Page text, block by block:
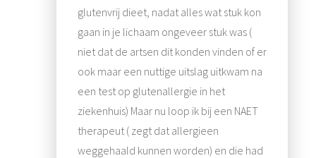
glutenvrij dieet, nadat alles wat stuk kon
gaan in je lichaam ongeveer stuk was (
niet dat de artsen dit konden vinden of er
ook maar een nuttige uitslag uitkwam na
een test op glutenallergie in het
ziekenhuis) Maar nu loop ik bij een NAET
therapeut ( zegt dat allergieen
weggehaald kunnen worden) en die had